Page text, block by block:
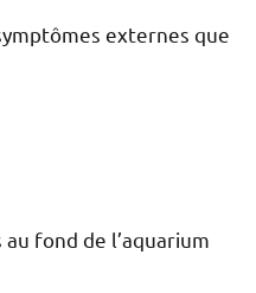
externes que
fond de l’aquarium